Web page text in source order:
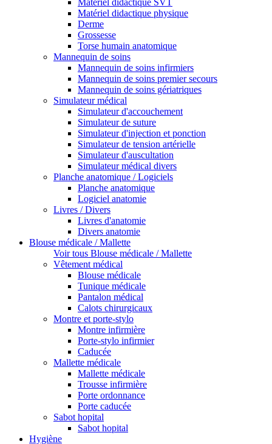
Matériel didactique SVT
Matériel didactique physique
Derme
Grossesse
Torse humain anatomique
Mannequin de soins
Mannequin de soins infirmiers
Mannequin de soins premier secours
Mannequin de soins gériatriques
Simulateur médical
Simulateur d'accouchement
Simulateur de suture
Simulateur d'injection et ponction
Simulateur de tension artérielle
Simulateur d'auscultation
Simulateur médical divers
Planche anatomique / Logiciels
Planche anatomique
Logiciel anatomie
Livres / Divers
Livres d'anatomie
Divers anatomie
Blouse médicale / Mallette
Voir tous Blouse médicale / Mallette
Vêtement médical
Blouse médicale
Tunique médicale
Pantalon médical
Calots chirurgicaux
Montre et porte-stylo
Montre infirmière
Porte-stylo infirmier
Caducée
Mallette médicale
Mallette médicale
Trousse infirmière
Porte ordonnance
Porte caducée
Sabot hopital
Sabot hopital
Hygiène